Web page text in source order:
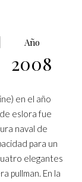
Año
2008
en el año
eslora fue
naval de
para un
elegantes
pullman. En la